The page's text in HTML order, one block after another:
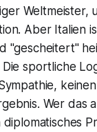
Weltmeister,
Aber Italien
"gescheitert"
Die sportliche
Wer das